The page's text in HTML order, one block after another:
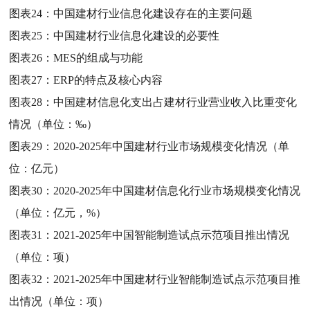
图表24：中国建材行业信息化建设存在的主要问题
图表25：中国建材行业信息化建设的必要性
图表26：MES的组成与功能
图表27：ERP的特点及核心内容
图表28：中国建材信息化支出占建材行业营业收入比重变化
情况（单位：‰）
图表29： 2020-2025年中国建材行业市场规模变化情况（单
位：亿元）
图表30： 2020-2025年中国建材信息化行业市场规模变化情况
（单位：亿元，%）
图表31： 2021-2025年中国智能制造试点示范项目推出情况
（单位：项）
图表32： 2021-2025年中国建材行业智能制造试点示范项目推
出情况（单位：项）